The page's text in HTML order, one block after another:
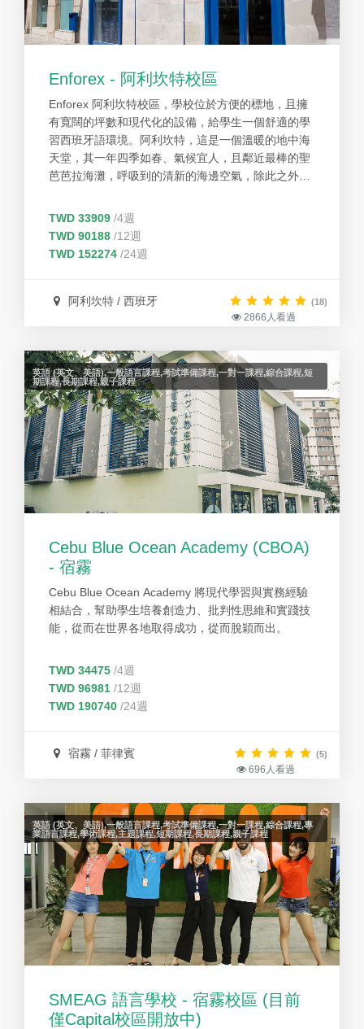
Enforex - 阿利坎特校區
Enforex 阿利坎特校區，學校位於方便的標地，且擁
有寬闊的坪數和現代化的設備，給學生一個舒適的學
習西班牙語環境。阿利坎特，這是一個溫暖的地中海
天堂，其一年四季如春、氣候宜人，且鄰近最棒的聖
芭芭拉海灘，呼吸到的清新的海邊空氣，除此之外還
TWD 33909 /4週
TWD 90188 /12週
TWD 152274 /24週
阿利坎特 / 西班牙 (18)
2866人看過
英語 (英文、美語),一般語言課程,考試準備課程,一對一課程,綜合課程,短
期課程,長期課程,親子課程
Cebu Blue Ocean Academy (CBOA)
- 宿霧
Cebu Blue Ocean Academy 將現代學習與實務經驗
相結合，幫助學生培養創造力、批判性思維和實踐技
能，從而在世界各地取得成功，從而脫穎而出。
TWD 34475 /4週
TWD 96981 /12週
TWD 190740 /24週
宿霧 / 菲律賓 (5)
696人看過
英語 (英文、美語),一般語言課程,考試準備課程,一對一課程,綜合課程,專
業語言課程,學術課程,主題課程,短期課程,長期課程,親子課程
SMEAG 語言學校 - 宿霧校區 (目前
僅Capital校區開放中)